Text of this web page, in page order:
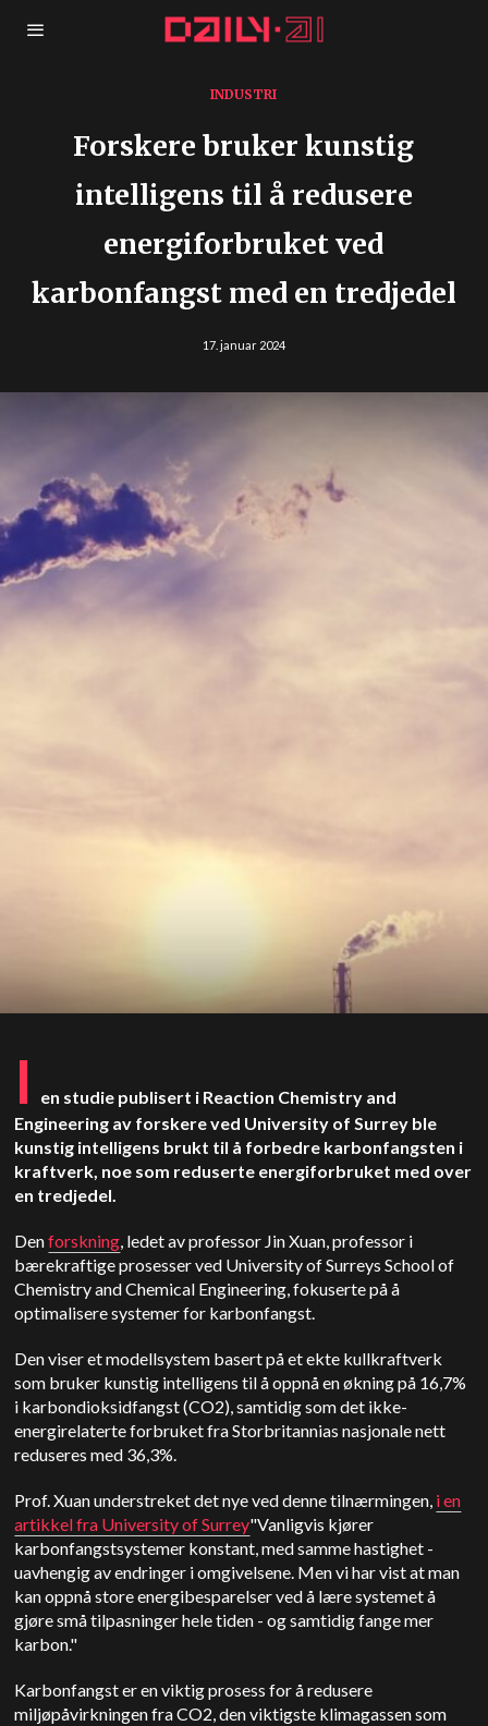
INDUSTRI
Forskere bruker kunstig
intelligens til å redusere
energiforbruket ved
karbonfangst med en tredjedel
17. januar 2024
I
en studie publisert i Reaction Chemistry and
Engineering av forskere ved University of Surrey ble
kunstig intelligens brukt til å forbedre karbonfangsten i
kraftverk, noe som reduserte energiforbruket med over
en tredjedel.
Denforskning, ledet av professor Jin Xuan, professor i
bærekraftige prosesser ved University of Surreys School of
Chemistry and Chemical Engineering, fokuserte på å
optimalisere systemer for karbonfangst.
Den viser et modellsystem basert på et ekte kullkraftverk
som bruker kunstig intelligens til å oppnå en økning på 16,7%
i karbondioksidfangst (CO2), samtidig som det ikke-
energirelaterte forbruket fra Storbritannias nasjonale nett
reduseres med 36,3%.
Prof. Xuan understreket det nye ved denne tilnærmingen, i en
artikkel fra University of Surrey"Vanligvis kjører
karbonfangstsystemer konstant, med samme hastighet -
uavhengig av endringer i omgivelsene. Men vi har vist at man
kan oppnå store energibesparelser ved å lære systemet å
gjøre små tilpasninger hele tiden - og samtidig fange mer
karbon."
Karbonfangst er en viktig prosess for å redusere
miljøpåvirkningen fra CO2, den viktigste klimagassen som